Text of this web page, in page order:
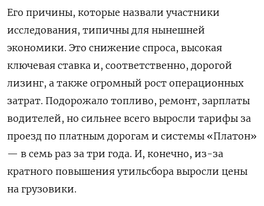
Его причины, которые назвали участники
исследования, типичны для нынешней
экономики. Это снижение спроса, высокая
ключевая ставка и, соответственно, дорогой
лизинг, а также огромный рост операционных
затрат. Подорожало топливо, ремонт, зарплаты
водителей, но сильнее всего выросли тарифы за
проезд по платным дорогам и системы «Платон»
— в семь раз за три года. И, конечно, из-за
кратного повышения утильсбора выросли цены
на грузовики.